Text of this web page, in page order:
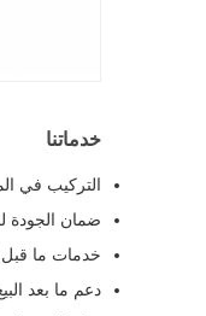
خدماتنا
التركيب في
ضمان الجودة
خدمات ما قبل
دعم ما بعد